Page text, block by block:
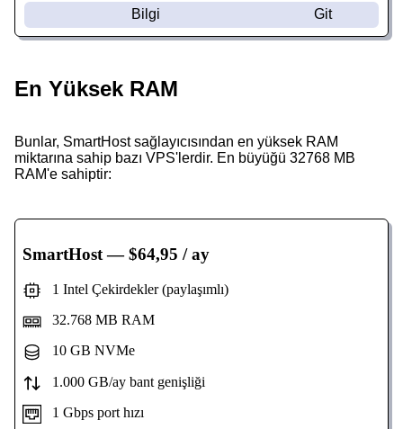
Bilgi Git
En Yüksek RAM
Bunlar, SmartHost sağlayıcısından en yüksek RAM
miktarına sahip bazı VPS'lerdir. En büyüğü 32768 MB
RAM'e sahiptir:
SmartHost— $64,95 / ay
1 Intel Çekirdekler (paylaşımlı)
32.768 MB RAM
10 GB NVMe
1.000 GB/ay bant genişliği
1 Gbps port hızı